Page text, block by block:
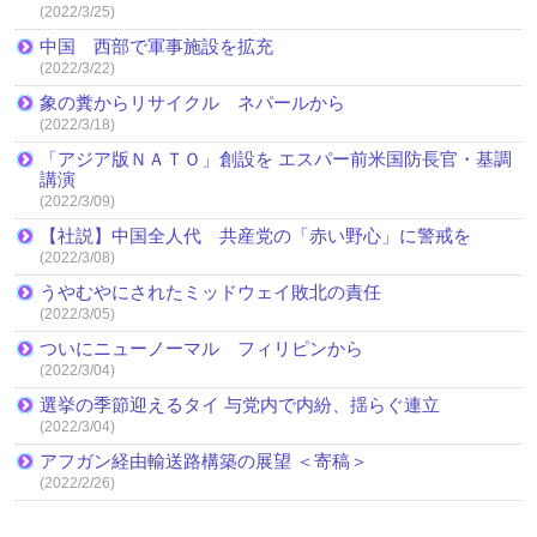
(2022/3/25)
中国 西部で軍事施設を拡充
(2022/3/22)
象の糞からリサイクル ネパールから
(2022/3/18)
「アジア版ＮＡＴＯ」創設を エスパー前米国防長官・基調
講演
(2022/3/09)
【社説】中国全人代 共産党の「赤い野心」に警戒を
(2022/3/08)
うやむやにされたミッドウェイ敗北の責任
(2022/3/05)
ついにニューノーマル フィリピンから
(2022/3/04)
選挙の季節迎えるタイ 与党内で内紛、揺らぐ連立
(2022/3/04)
アフガン経由輸送路構築の展望 ＜寄稿＞
(2022/2/26)